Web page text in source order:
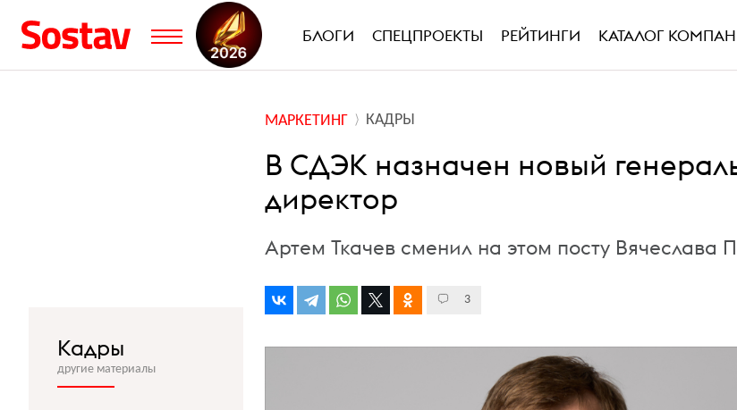
БЛОГИ СПЕЦПРОЕКТЫ РЕЙТИНГИ КАТАЛОГ
МАРКЕТИНГ КАДРЫ
В СДЭК назначен новый
директор
Артем Ткачев сменил на этом посту Вячеслава
3
Кадры
другие материалы